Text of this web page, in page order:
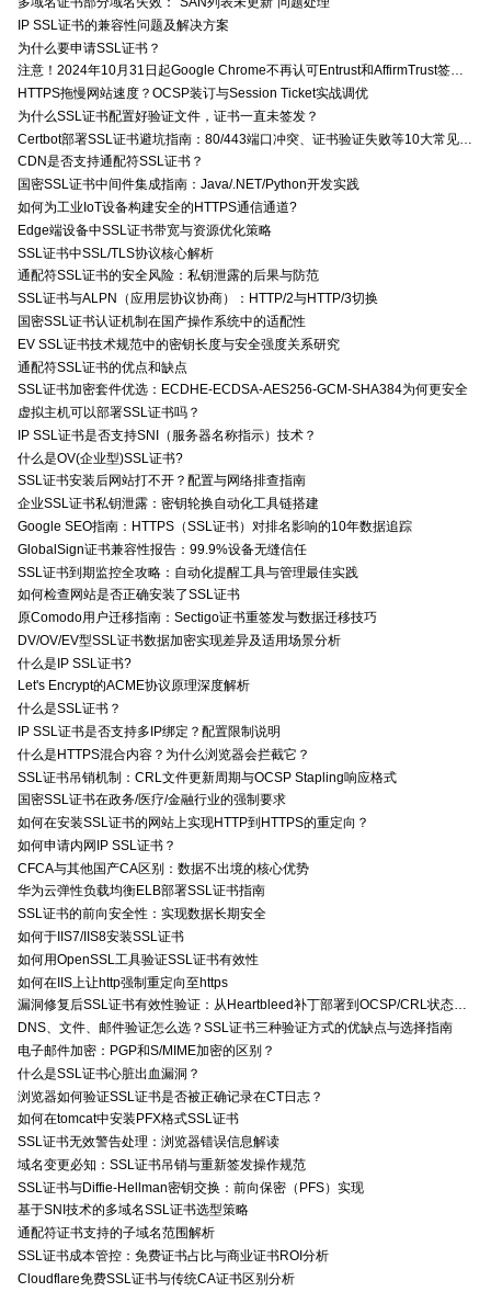
IP SSL证书的兼容性问题及解决方案
为什么要申请SSL证书？
注意！2024年10月31日起Google Chrome不再认可Entrust和AffirmTrust签发的TLS证书
HTTPS拖慢网站速度？OCSP装订与Session Ticket实战调优
为什么SSL证书配置好验证文件，证书一直未签发？
CDN是否支持通配符SSL证书？
国密SSL证书中间件集成指南：Java/.NET/Python开发实践
如何为工业IoT设备构建安全的HTTPS通信通道?
Edge端设备中SSL证书带宽与资源优化策略
SSL证书中SSL/TLS协议核心解析
通配符SSL证书的安全风险：私钥泄露的后果与防范
SSL证书与ALPN（应用层协议协商）：HTTP/2与HTTP/3切换
国密SSL证书认证机制在国产操作系统中的适配性
EV SSL证书技术规范中的密钥长度与安全强度关系研究
通配符SSL证书的优点和缺点
SSL证书加密套件优选：ECDHE-ECDSA-AES256-GCM-SHA384为何更安全
虚拟主机可以部署SSL证书吗？
IP SSL证书是否支持SNI（服务器名称指示）技术？
什么是OV(企业型)SSL证书?
SSL证书安装后网站打不开？配置与网络排查指南
企业SSL证书私钥泄露：密钥轮换自动化工具链搭建
Google SEO指南：HTTPS（SSL证书）对排名影响的10年数据追踪
GlobalSign证书兼容性报告：99.9%设备无缝信任
SSL证书到期监控全攻略：自动化提醒工具与管理最佳实践
如何检查网站是否正确安装了SSL证书
原Comodo用户迁移指南：Sectigo证书重签发与数据迁移技巧
DV/OV/EV型SSL证书数据加密实现差异及适用场景分析
什么是IP SSL证书?
Let's Encrypt的ACME协议原理深度解析
什么是SSL证书？
IP SSL证书是否支持多IP绑定？配置限制说明
什么是HTTPS混合内容？为什么浏览器会拦截它？
SSL证书吊销机制：CRL文件更新周期与OCSP Stapling响应格式
国密SSL证书在政务/医疗/金融行业的强制要求
如何在安装SSL证书的网站上实现HTTP到HTTPS的重定向？
如何申请内网IP SSL证书？
CFCA与其他国产CA区别：数据不出境的核心优势
华为云弹性负载均衡ELB部署SSL证书指南
SSL证书的前向安全性：实现数据长期安全
如何于IIS7/IIS8安装SSL证书
如何用OpenSSL工具验证SSL证书有效性
如何在IIS上让http强制重定向至https
漏洞修复后SSL证书有效性验证：从Heartbleed补丁部署到OCSP/CRL状态检查的全链路确认方法
DNS、文件、邮件验证怎么选？SSL证书三种验证方式的优缺点与选择指南
电子邮件加密：PGP和S/MIME加密的区别？
什么是SSL证书心脏出血漏洞？
浏览器如何验证SSL证书是否被正确记录在CT日志？
如何在tomcat中安装PFX格式SSL证书
SSL证书无效警告处理：浏览器错误信息解读
域名变更必知：SSL证书吊销与重新签发操作规范
SSL证书与Diffie-Hellman密钥交换：前向保密（PFS）实现
基于SNI技术的多域名SSL证书选型策略
通配符证书支持的子域名范围解析
SSL证书成本管控：免费证书占比与商业证书ROI分析
Cloudflare免费SSL证书与传统CA证书区别分析